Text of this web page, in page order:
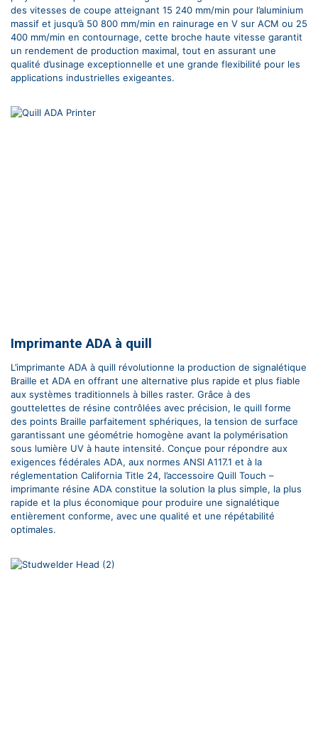
des vitesses de coupe atteignant 15 240 mm/min pour l’aluminium
massif et jusqu’à 50 800 mm/min en rainurage en V sur ACM ou 25
400 mm/min en contournage, cette broche haute vitesse garantit
un rendement de production maximal, tout en assurant une
qualité d’usinage exceptionnelle et une grande flexibilité pour les
applications industrielles exigeantes.
Imprimante ADA à quill
L’imprimante ADA à quill révolutionne la production de signalétique
Braille et ADA en offrant une alternative plus rapide et plus fiable
aux systèmes traditionnels à billes raster. Grâce à des
gouttelettes de résine contrôlées avec précision, le quill forme
des points Braille parfaitement sphériques, la tension de surface
garantissant une géométrie homogène avant la polymérisation
sous lumière UV à haute intensité. Conçue pour répondre aux
exigences fédérales ADA, aux normes ANSI A117.1 et à la
réglementation California Title 24, l’accessoire Quill Touch –
imprimante résine ADA constitue la solution la plus simple, la plus
rapide et la plus économique pour produire une signalétique
entièrement conforme, avec une qualité et une répétabilité
optimales.